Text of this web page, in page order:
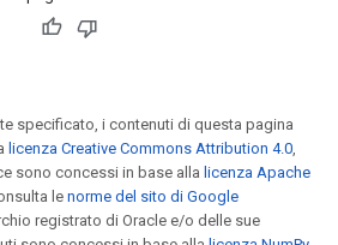
specificato, i contenuti di questa pagina
licenza Creative Commons Attribution 4.0,
sono concessi in base alla licenza Apache
le norme del sito di Google
registrato di Oracle e/o delle sue